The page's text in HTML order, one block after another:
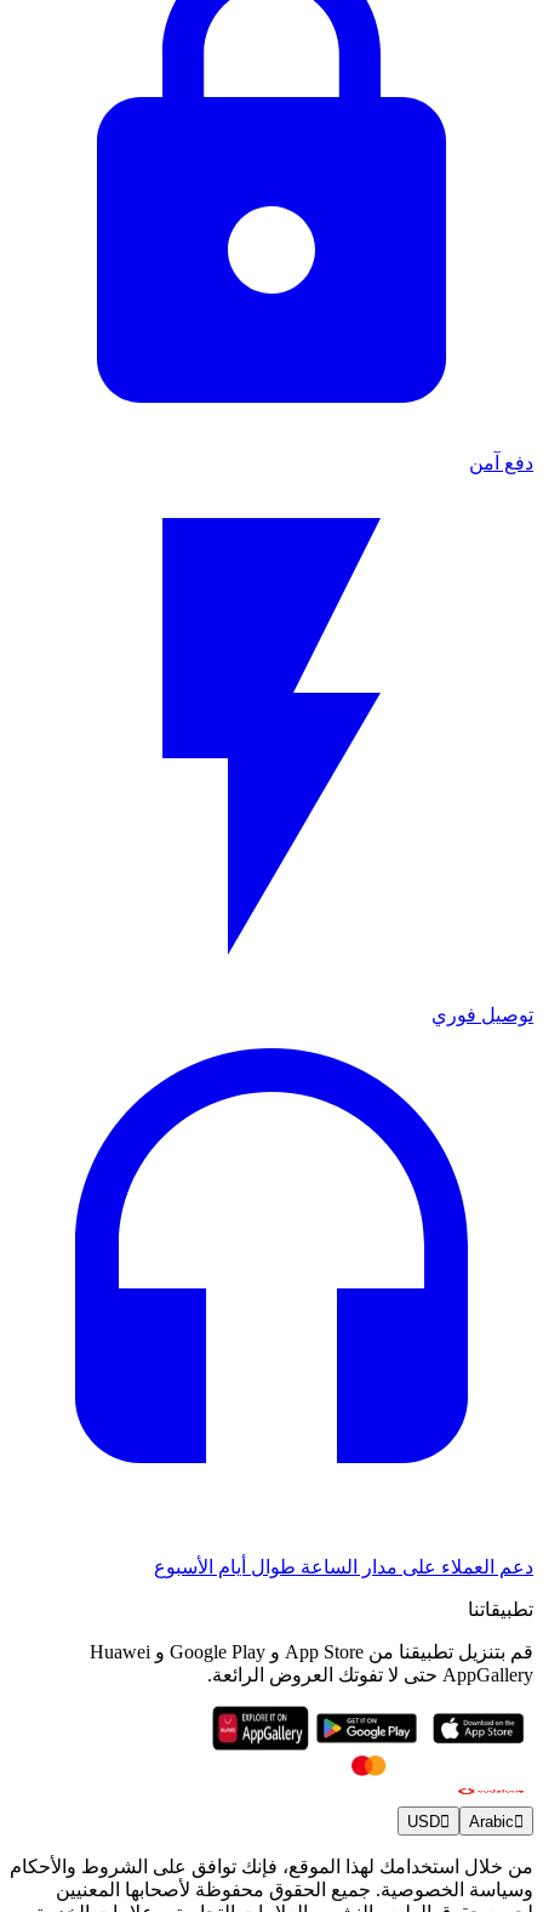
دفع آمن
توصيل فوري
دعم العملاء على مدار الساعة طوال أيام الأسبوع
تطبيقاتنا
قم بتنزيل تطبيقنا من App Store و Google Play و Huawei
AppGallery حتى لا تفوتك العروض الرائعة.
Arabic
USD
من خلال استخدامك لهذا الموقع، فإنك توافق على الشروط والأحكام
وسياسة الخصوصية. جميع الحقوق محفوظة لأصحابها المعنيين